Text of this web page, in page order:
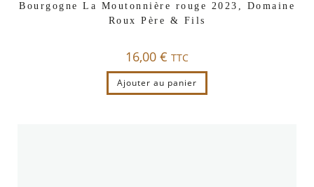
Bourgogne La Moutonnière rouge 2023, Domaine
Roux Père & Fils
16,00 € TTC
Ajouter au panier